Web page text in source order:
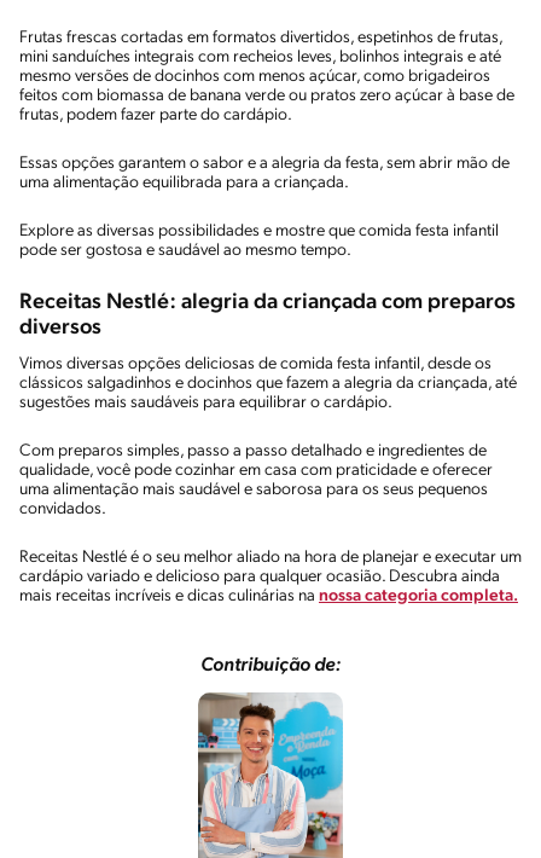
Frutas frescas cortadas em formatos divertidos, espetinhos de frutas,
mini sanduíches integrais com recheios leves, bolinhos integrais e até
mesmo versões de docinhos com menos açúcar, como brigadeiros
feitos com biomassa de banana verde ou pratos zero açúcar à base de
frutas, podem fazer parte do cardápio.
Essas opções garantem o sabor e a alegria da festa, sem abrir mão de
uma alimentação equilibrada para a criançada.
Explore as diversas possibilidades e mostre que comida festa infantil
pode ser gostosa e saudável ao mesmo tempo.
Receitas Nestlé: alegria da criançada com preparos
diversos
Vimos diversas opções deliciosas de comida festa infantil, desde os
clássicos salgadinhos e docinhos que fazem a alegria da criançada, até
sugestões mais saudáveis para equilibrar o cardápio.
Com preparos simples, passo a passo detalhado e ingredientes de
qualidade, você pode cozinhar em casa com praticidade e oferecer
uma alimentação mais saudável e saborosa para os seus pequenos
convidados.
Receitas Nestlé é o seu melhor aliado na hora de planejar e executar um
cardápio variado e delicioso para qualquer ocasião. Descubra ainda
mais receitas incríveis e dicas culinárias na nossa categoria completa.
Contribuição de: